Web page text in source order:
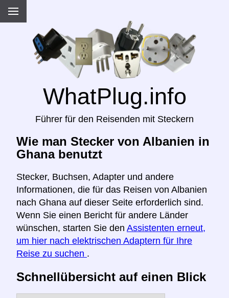
WhatPlug.info
Führer für den Reisenden mit Steckern
Wie man Stecker von Albanien in
Ghana benutzt
Stecker, Buchsen, Adapter und andere
Informationen, die für das Reisen von Albanien
nach Ghana auf dieser Seite erforderlich sind.
Wenn Sie einen Bericht für andere Länder
wünschen, starten Sie den Assistenten erneut,
um hier nach elektrischen Adaptern für Ihre
Reise zu suchen .
Schnellübersicht auf einen Blick